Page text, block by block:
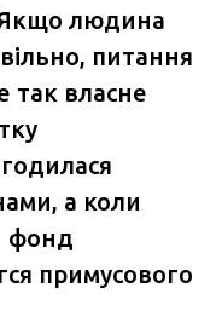
Якщо людина
питання
так власне
а коли
фонд
примусового